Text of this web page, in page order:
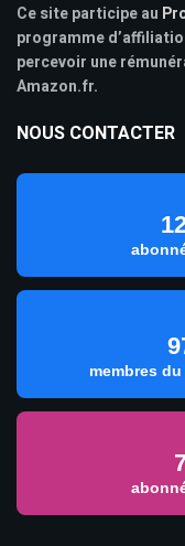
Ce site participe au
programme
percevoir une
Amazon.fr.
NOUS CONTACTER
membres